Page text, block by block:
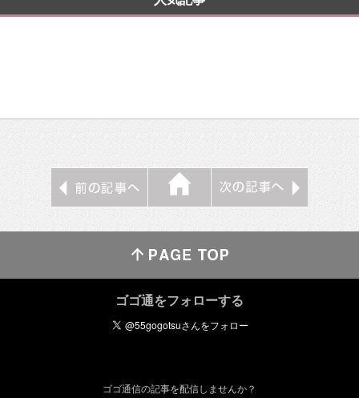
ゴゴ通をフォローする
ゴゴ通信の記事を配信しませんか？